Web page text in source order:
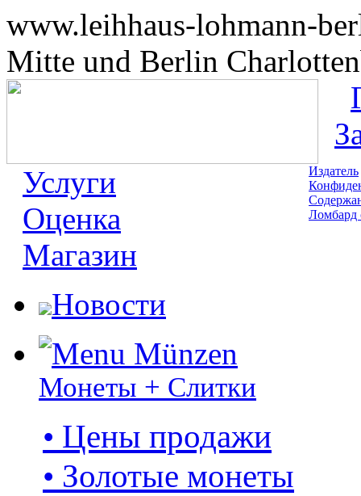
www.leihhaus-lohmann-
Mitte und Berlin
Издатель
Ломбард
Услуги
Оценка
Магазин
Новости
Монеты + Слитки
• Цены продажи
• Золотые монеты